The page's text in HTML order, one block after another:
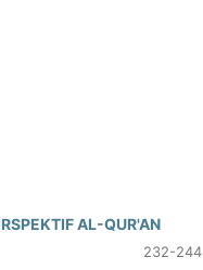
AL-QUR'AN
232-244